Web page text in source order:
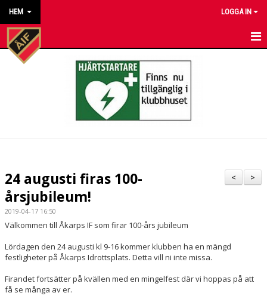
HEM LOGGA IN
HEM
KONTAKT ÅKARP IF
OM FÖRENINGEN
DOKUMENT
>
<
24 augusti firas 100-
årsjubileum!
2019-04-17 16:50
Välkommen till Åkarps IF som firar 100-års jubileum
Lördagen den 24 augusti kl 9-16 kommer klubben ha en mängd
festligheter på Åkarps Idrottsplats. Detta vill ni inte missa.
Firandet fortsätter på kvällen med en mingelfest där vi hoppas på att
få se många av er.